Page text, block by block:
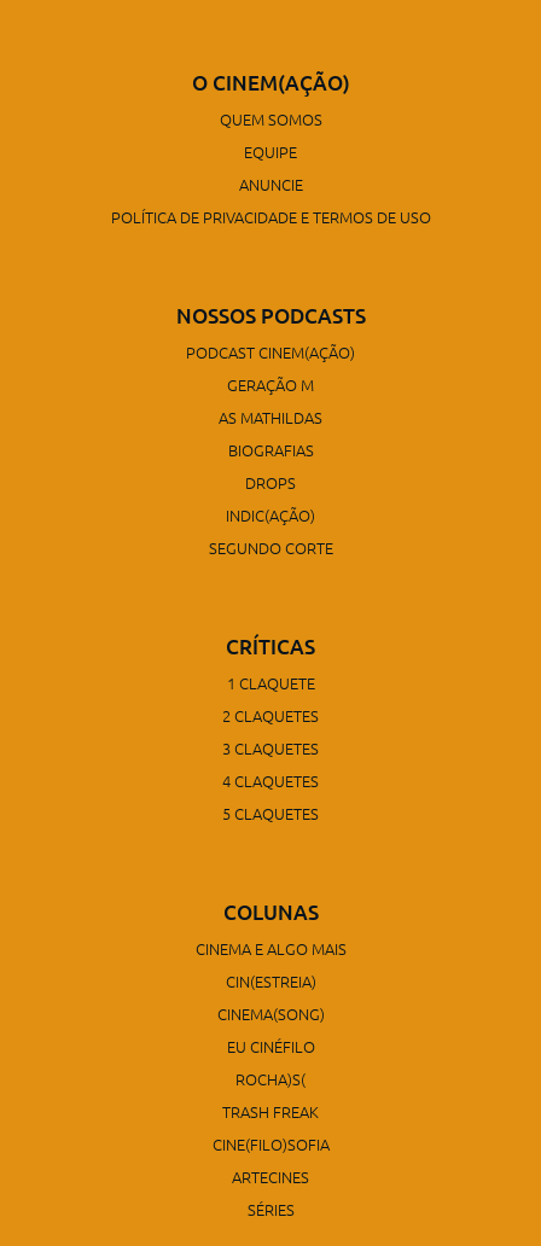
O CINEM(AÇÃO)
QUEM SOMOS
EQUIPE
ANUNCIE
POLÍTICA DE PRIVACIDADE E TERMOS DE USO
NOSSOS PODCASTS
PODCAST CINEM(AÇÃO)
GERAÇÃO M
AS MATHILDAS
BIOGRAFIAS
DROPS
INDIC(AÇÃO)
SEGUNDO CORTE
CRÍTICAS
1 CLAQUETE
2 CLAQUETES
3 CLAQUETES
4 CLAQUETES
5 CLAQUETES
COLUNAS
CINEMA E ALGO MAIS
CIN(ESTREIA)
CINEMA(SONG)
EU CINÉFILO
ROCHA)S(
TRASH FREAK
CINE(FILO)SOFIA
ARTECINES
SÉRIES